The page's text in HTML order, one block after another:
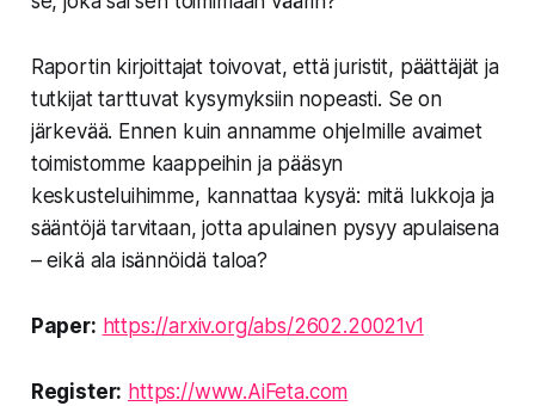
Raportin kirjoittajat toivovat, että juristit, päättäjät ja
tutkijat tarttuvat kysymyksiin nopeasti. Se on
järkevää. Ennen kuin annamme ohjelmille avaimet
toimistomme kaappeihin ja pääsyn
keskusteluihimme, kannattaa kysyä: mitä lukkoja ja
sääntöjä tarvitaan, jotta apulainen pysyy apulaisena
– eikä ala isännöidä taloa?
Paper: https://arxiv.org/abs/2602.20021v1
Register: https://www.AiFeta.com